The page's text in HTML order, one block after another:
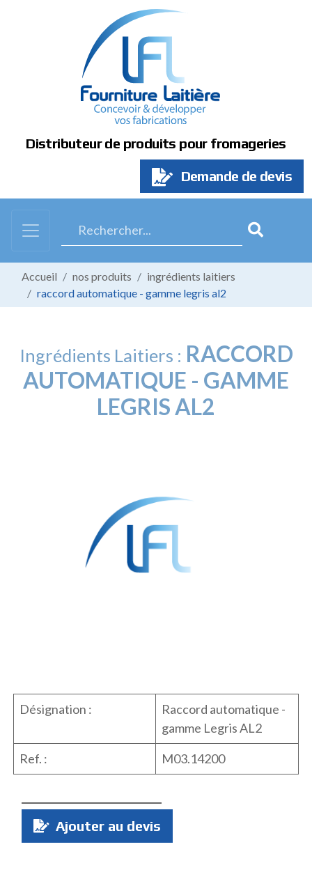
Distributeur de produits pour fromageries
Demande de devis
Accueil nos produits
ingrédients laitiers
raccord automatique - gamme legris al2
Ingrédients Laitiers : RACCORD
AUTOMATIQUE - GAMME
LEGRIS AL2
Désignation :
Raccord automatique -
gamme Legris AL2
Ref. :
M03.14200
Quantité
Ajouter au devis
Panneau de gestion des cookies